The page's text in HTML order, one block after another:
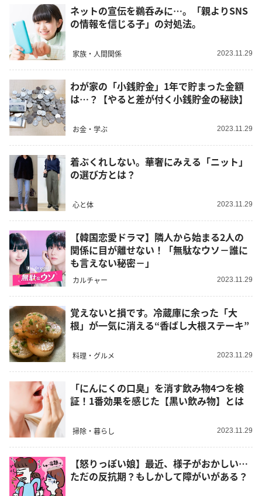
ネットの宣伝を鵜呑みに…。「親よりSNS
の情報を信じる子」の対処法。
家族・人間関係 2023.11.29
わが家の「小銭貯金」1年で貯まった金額
は…？【やると差が付く小銭貯金の秘訣】
お金・学ぶ 2023.11.29
着ぶくれしない。華奢にみえる「ニット」
の選び方とは？
心と体 2023.11.29
【韓国恋愛ドラマ】隣人から始まる2人の
関係に目が離せない！「無駄なウソ－誰に
も言えない秘密－」
カルチャー 2023.11.29
覚えないと損です。冷蔵庫に余った「大
根」が一気に消える“香ばし大根ステーキ”
料理・グルメ 2023.11.29
「にんにくの口臭」を消す飲み物4つを検
証！1番効果を感じた【黒い飲み物】とは
掃除・暮らし 2023.11.29
【怒りっぽい娘】最近、様子がおかしい…
ただの反抗期？もしかして障がいがある？